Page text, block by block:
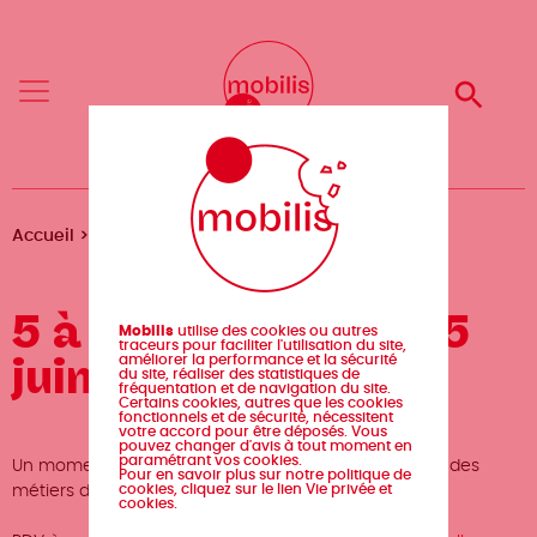
Menu
principal
Menu
Fil
Accueil 5 à 7 de Mobilis - 15 juin 2018
5 à 7 de Mobilis - 15
juin 2018
Un moment festif et convivial pour cloturer le Forum des
métiers du livre !
Mobilis utilise des cookies ou autres
traceurs pour faciliter l'utilisation du site,
améliorer la performance et la sécurité
du site, réaliser des statistiques de
fréquentation et de navigation du site.
Certains cookies, autres que les cookies
fonctionnels et de sécurité, nécessitent
votre accord pour être déposés. Vous
pouvez changer d'avis à tout moment en
paramétrant vos cookies.
Pour en savoir plus sur notre politique de
cookies, cliquez sur le lien Vie privée et
cookies.